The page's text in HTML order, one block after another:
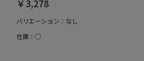
￥3,278
バリエーション：なし
在庫：○